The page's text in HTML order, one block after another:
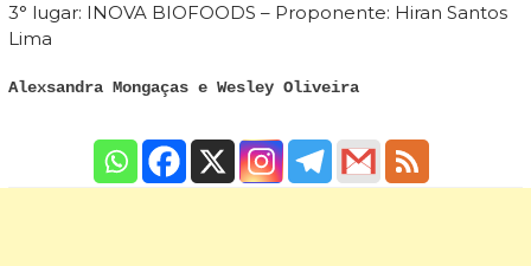
3° lugar: INOVA BIOFOODS – Proponente: Hiran Santos
Lima
Alexsandra Mongaças e Wesley Oliveira